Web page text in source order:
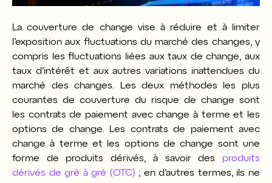
La couverture de change vise à réduire et à limiter
l’exposition aux fluctuations du marché des changes, y
compris les fluctuations liées aux taux de change, aux
taux d’intérêt et aux autres variations inattendues du
marché des changes. Les deux méthodes les plus
courantes de couverture du risque de change sont
les contratsde paiement avec change à terme et les
options de change. Les contratsde paiement avec
change à terme et les options de change sont une
forme de produits dérivés, à savoir des produits
dérivés de gré à gré (OTC) ; en d’autres termes, ils ne